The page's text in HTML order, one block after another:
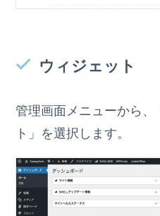
ウィジェット
管理画面メニューから、
ト」を選択します。